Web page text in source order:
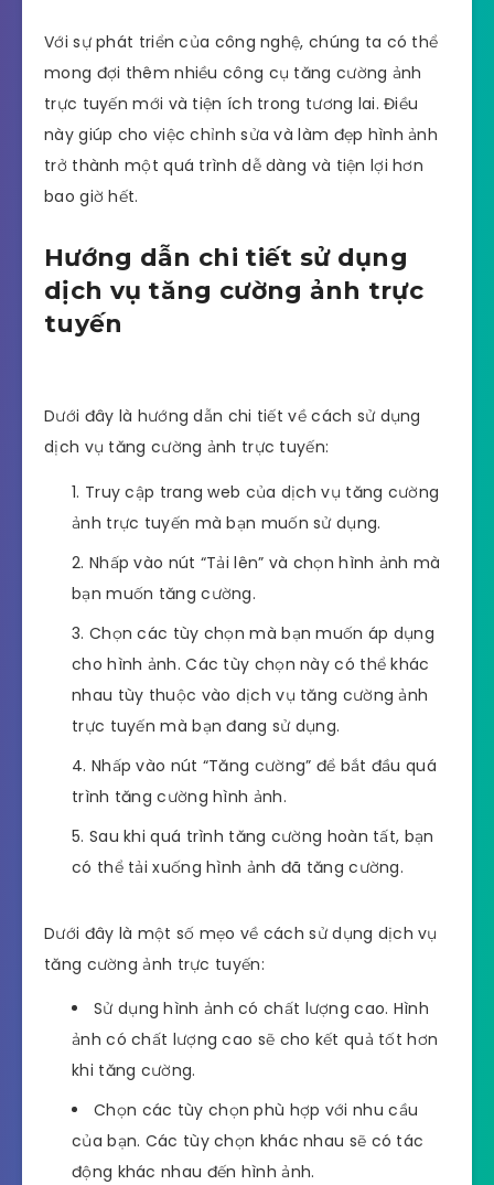
Với sự phát triển của công nghệ, chúng ta có thể
mong đợi thêm nhiều công cụ tăng cường ảnh
trực tuyến mới và tiện ích trong tương lai. Điều
này giúp cho việc chỉnh sửa và làm đẹp hình ảnh
trở thành một quá trình dễ dàng và tiện lợi hơn
bao giờ hết.
Hướng dẫn chi tiết sử dụng
dịch vụ tăng cường ảnh trực
tuyến
Dưới đây là hướng dẫn chi tiết về cách sử dụng
dịch vụ tăng cường ảnh trực tuyến:
Truy cập trang web của dịch vụ tăng cường
ảnh trực tuyến mà bạn muốn sử dụng.
Nhấp vào nút “Tải lên” và chọn hình ảnh mà
bạn muốn tăng cường.
Chọn các tùy chọn mà bạn muốn áp dụng
cho hình ảnh. Các tùy chọn này có thể khác
nhau tùy thuộc vào dịch vụ tăng cường ảnh
trực tuyến mà bạn đang sử dụng.
Nhấp vào nút “Tăng cường” để bắt đầu quá
trình tăng cường hình ảnh.
Sau khi quá trình tăng cường hoàn tất, bạn
có thể tải xuống hình ảnh đã tăng cường.
Dưới đây là một số mẹo về cách sử dụng dịch vụ
tăng cường ảnh trực tuyến:
Sử dụng hình ảnh có chất lượng cao. Hình
ảnh có chất lượng cao sẽ cho kết quả tốt hơn
khi tăng cường.
Chọn các tùy chọn phù hợp với nhu cầu
của bạn. Các tùy chọn khác nhau sẽ có tác
động khác nhau đến hình ảnh.